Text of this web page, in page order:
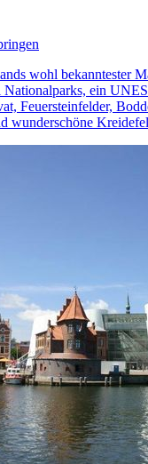
wohl bekanntester
ein
Feuersteinfelder,
wunderschöne